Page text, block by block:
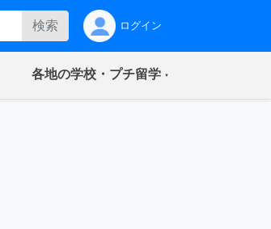
検索 ログイン
各地の学校・プチ留学(current)